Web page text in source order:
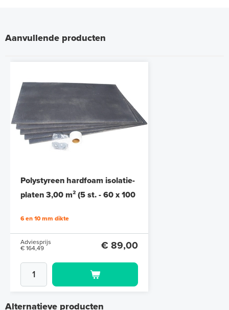
Aanvullende producten
Polystyreen hardfoam isolatie-
platen 3,00 m² (5 st. - 60 x 100
6 en 10 mm dikte
Adviesprijs
€ 164,49
€ 89,00
Alternatieve producten